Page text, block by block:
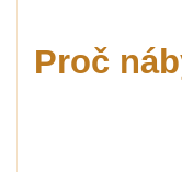
Proč